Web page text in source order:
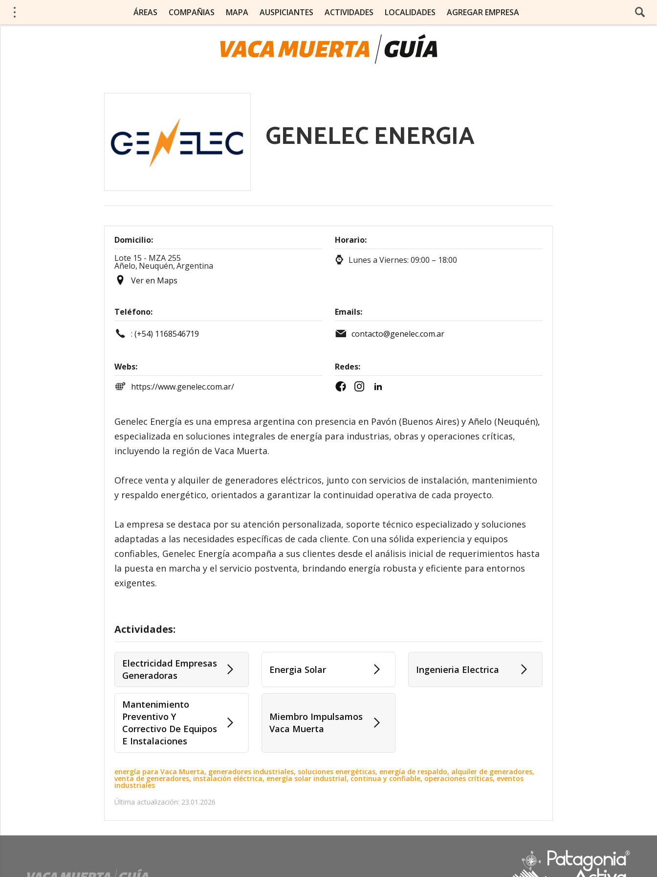
ÁREAS COMPAÑIAS MAPA AUSPICIANTES ACTIVIDADES LOCALIDADES AGREGAR EMPRESA
GENELEC ENERGIA
Domicilio:
Lote 15 - MZA 255
Añelo, Neuquén,Argentina
Ver en Maps
Horario:
Lunes a Viernes: 09:00 – 18:00
Teléfono:
: (+54) 1168546719
Emails:
contacto@genelec.com.ar
Webs:
https://www.genelec.com.ar/
Redes:
Genelec Energía es una empresa argentina con presencia en Pavón (Buenos Aires) y Añelo (Neuquén),
especializada en soluciones integrales de energía para industrias, obras y operaciones críticas,
incluyendo la región de Vaca Muerta.
Ofrece venta y alquiler de generadores eléctricos, junto con servicios de instalación, mantenimiento
y respaldo energético, orientados a garantizar la continuidad operativa de cada proyecto.
La empresa se destaca por su atención personalizada, soporte técnico especializado y soluciones
adaptadas a las necesidades específicas de cada cliente. Con una sólida experiencia y equipos
confiables, Genelec Energía acompaña a sus clientes desde el análisis inicial de requerimientos hasta
la puesta en marcha y el servicio postventa, brindando energía robusta y eficiente para entornos
exigentes.
Actividades:
Electricidad Empresas
Generadoras
Energia Solar Ingenieria Electrica
Mantenimiento
Preventivo Y
Correctivo De Equipos
E Instalaciones
Miembro Impulsamos
Vaca Muerta
energía para Vaca Muerta, generadores industriales, soluciones energéticas, energía de respaldo, alquiler de generadores,
venta de generadores, instalación eléctrica, energía solar industrial, continua y confiable, operaciones críticas, eventos
industriales
Última actualización: 23.01.2026